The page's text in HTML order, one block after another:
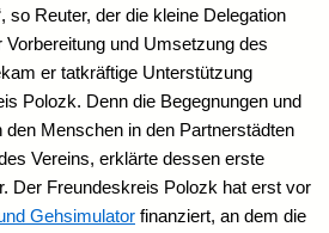
so Reuter, der die kleine Delegation
Vorbereitung und Umsetzung des
er tatkräftige Unterstützung
Polozk. Denn die Begegnungen und
Menschen in den Partnerstädten
Vereins, erklärte dessen erste
Der Freundeskreis Polozk hat erst vor
Gehsimulator finanziert, an dem die